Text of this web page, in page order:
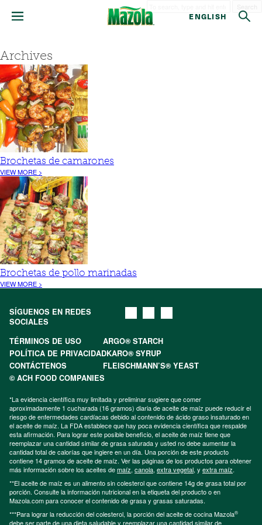
ENGLISH
Archives
Brochetas de camarones
VIEW MORE >
Brochetas de pollo marinadas
VIEW MORE >
SÍGUENOS EN REDES
SOCIALES
TÉRMINOS DE USO
ARGO® STARCH
POLÍTICA DE PRIVACIDADKARO® SYRUP
CONTÁCTENOS
FLEISCHMANN’S® YEAST
© ACH FOOD COMPANIES
*La evidencia científica muy limitada y preliminar sugiere que comer
aproximadamente 1 cucharada (16 gramos) diaria de aceite de maíz puede reducir el
riesgo de enfermedades cardíacas debido al contenido de ácido graso insaturado en
el aceite de maíz. La FDA establece que hay poca evidencia científica que respalde
esta afirmación. Para lograr este posible beneficio, el aceite de maíz tiene que
reemplazar una cantidad similar de grasa saturada y usted no debe aumentar la
cantidad total de calorías que ingiere en un día. Una porción de este producto
contiene 14 gramos de aceite de maíz. Ver las páginas de los productos para obtener
más información sobre los aceites demaíz, canola, extra vegetal, y extra maíz.
**El aceite de maíz es un alimento sin colesterol que contiene 14g de grasa total por
porción. Consulte la información nutricional en la etiqueta del producto o en
Mazola.com para conocer el contenido de grasa y grasas saturadas.
***Para lograr la reducción del colesterol, la porción del aceite de cocina Mazola®
debe ser parte de una dieta saludable y reemplazar una cantidad similar de